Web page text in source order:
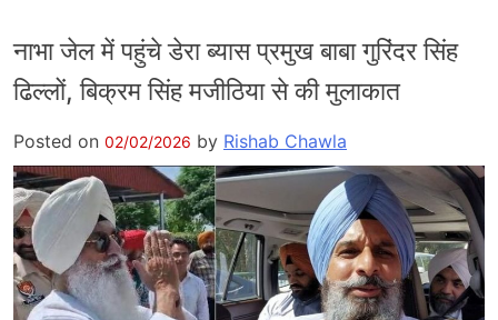
नाभा जेल में पहुंचे डेरा ब्यास प्रमुख बाबा गुरिंदर सिंह
ढिल्लों, बिक्रम सिंह मजीठिया से की मुलाकात
Posted on 02/02/2026 by Rishab Chawla